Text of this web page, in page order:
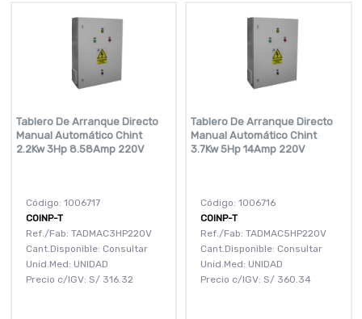
Tablero De Arranque Directo
Manual Automático Chint
2.2Kw 3Hp 8.58Amp 220V
Código: 1006717
COINP-T
Ref./Fab: TADMAC3HP220V
Cant.Disponible: Consultar
Unid.Med: UNIDAD
Precio c/IGV: S/ 316.32
Tablero De Arranque Directo
Manual Automático Chint
3.7Kw 5Hp 14Amp 220V
Código: 1006716
COINP-T
Ref./Fab: TADMAC5HP220V
Cant.Disponible: Consultar
Unid.Med: UNIDAD
Precio c/IGV: S/ 360.34